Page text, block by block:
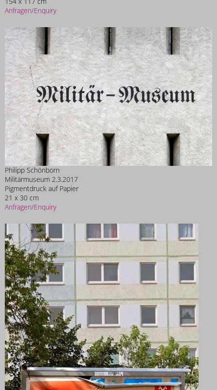
Anfragen/Enquiry
Philipp Schönborn
Militärmuseum 2.3.2017
Pigmentdruck auf Papier
21 x 30 cm
Anfragen/Enquiry